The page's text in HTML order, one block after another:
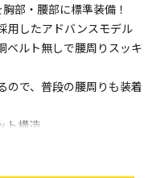
部・腰部に標準装備！
用したアドバンスモデル
ベルト無しで腰周りスッキ
ので、普段の腰周りも装着
ト構造